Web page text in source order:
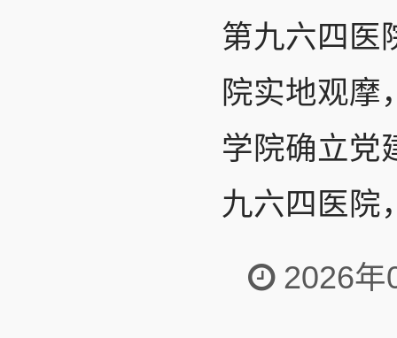
第九六四医
院实地观摩
学院确立党
九六四医院
2026年